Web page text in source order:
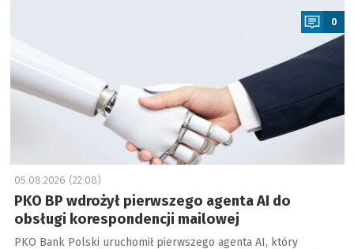
0
05.08.2026 (22:08)
PKO BP wdrożył pierwszego agenta AI do
obsługi korespondencji mailowej
PKO Bank Polski uruchomił pierwszego agenta AI, który